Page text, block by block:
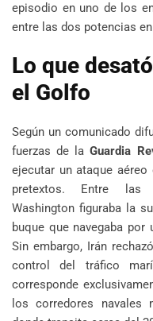
episodio en uno de los
entre las dos potencias
Lo que
el Golfo
Según un comunicado
fuerzas de laGuardia
ejecutar un ataque
pretextos. Entre las
Washington figuraba la
buque que navegaba por
Sin embargo, Irán
control del tráfico
corresponde
los corredores navales